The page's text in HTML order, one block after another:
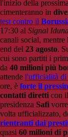
l'inizio della
cimenteranno in
test contro il
17:30 al Signal
canali social,
end del 23 agosto.
cui sono partiti i
da 40 milioni più
attende l'ufficialità di
ore, è forte il
contatti diretti con
presidenza Safi
volta ufficializzato,
rientranti dai
quasi 60 milioni di